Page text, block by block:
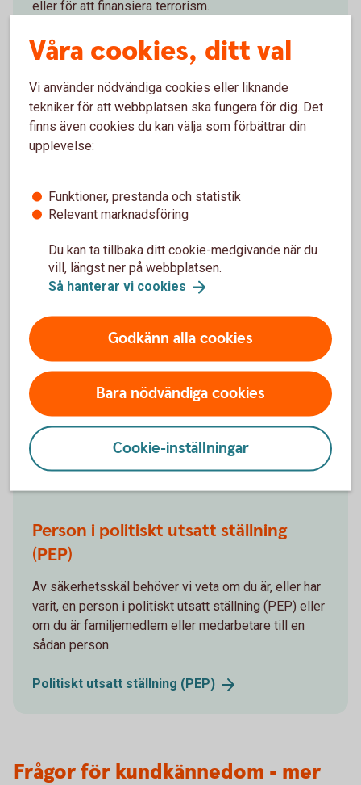
eller för att finansiera terrorism.
Lagen ställer krav på att vi banker, och andra
finansiella bolag, ska ha en god kunskap om våra
Vi som bank har också skyldighet att löpande följa
upp att informationen vi har är aktuell. Därför ställer
vi frågor när du besöker ett bankkontor, per brev
eller i internetbanken och appen.
Information om FATCA och
Politiskt utsatt ställning (PEP)
FATCA för skattskyldiga i USA
Är du skattskyldig i USA? Från 1 juli 2014 frågar
Mjöbäcks Sparbank, och alla andra banker och
finansiella institut i Sverige, nya kunder om de är
skattskyldiga i USA.
FATCA för skattskyldiga i
Person i politiskt utsatt ställning
(PEP)
Av säkerhetsskäl behöver vi veta om du är, eller har
varit, en person i politiskt utsatt ställning (PEP) eller
om du är familjemedlem eller medarbetare till en
sådan person.
Politiskt utsatt ställning (PEP)
Frågor för kundkännedom - mer
Våra cookies, ditt val
Vi använder nödvändiga cookies eller liknande
tekniker för att webbplatsen ska fungera för dig. Det
finns även cookies du kan välja som förbättrar din
upplevelse:
Funktioner, prestanda och statistik
Relevant marknadsföring
Du kan ta tillbaka ditt cookie-medgivande när du
vill, längst ner på webbplatsen.
Så hanterar vi cookies
Godkänn alla cookies
Bara nödvändiga cookies
Cookie-inställningar